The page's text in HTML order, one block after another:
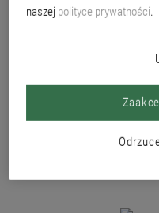
naszej polityce prywatności.